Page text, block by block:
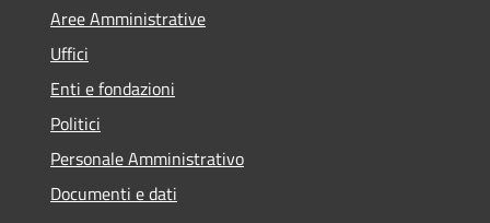
Aree Amministrative
Uffici
Enti e fondazioni
Politici
Personale Amministrativo
Documenti e dati